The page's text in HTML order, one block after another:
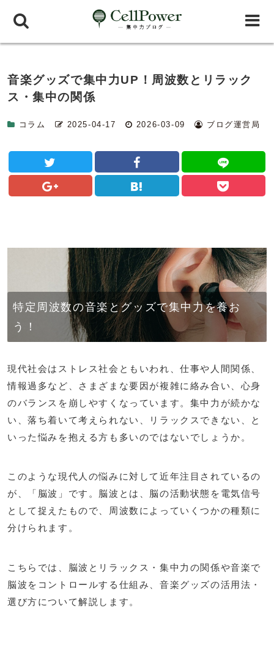
音楽グッズで集中力UP！周波数とリラック
ス・集中の関係
コラム 2025-04-17 2026-03-09 ブログ運営局
特定周波数の音楽とグッズで集中力を養お
う！
現代社会はストレス社会ともいわれ、仕事や人間関係、
情報過多など、さまざまな要因が複雑に絡み合い、心身
のバランスを崩しやすくなっています。集中力が続かな
い、落ち着いて考えられない、リラックスできない、と
いった悩みを抱える方も多いのではないでしょうか。
このような現代人の悩みに対して近年注目されているの
が、「脳波」です。脳波とは、脳の活動状態を電気信号
として捉えたもので、周波数によっていくつかの種類に
分けられます。
こちらでは、脳波とリラックス・集中力の関係や音楽で
脳波をコントロールする仕組み、音楽グッズの活用法・
選び方について解説します。